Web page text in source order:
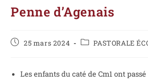
Penne d’Agenais
25 mars 2024 PASTORALE
Les enfants du caté de Cm1 ont